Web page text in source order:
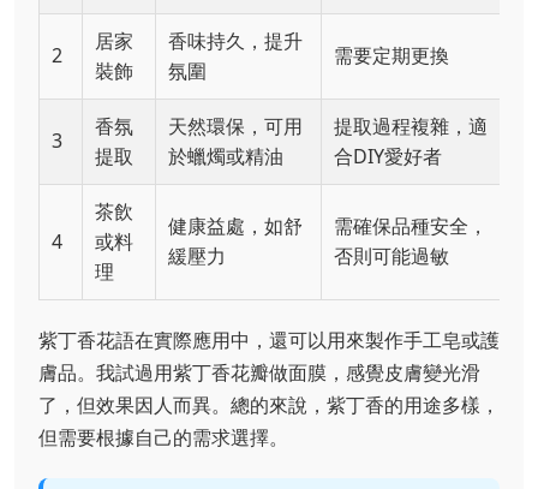
2
居家
裝飾
香味持久，提升
氛圍
需要定期更換
3
香氛
提取
天然環保，可用
於蠟燭或精油
提取過程複雜，適
合DIY愛好者
4
茶飲
或料
理
健康益處，如舒
緩壓力
需確保品種安全，
否則可能過敏
紫丁香花語在實際應用中，還可以用來製作手工皂或護
膚品。我試過用紫丁香花瓣做面膜，感覺皮膚變光滑
了，但效果因人而異。總的來說，紫丁香的用途多樣，
但需要根據自己的需求選擇。